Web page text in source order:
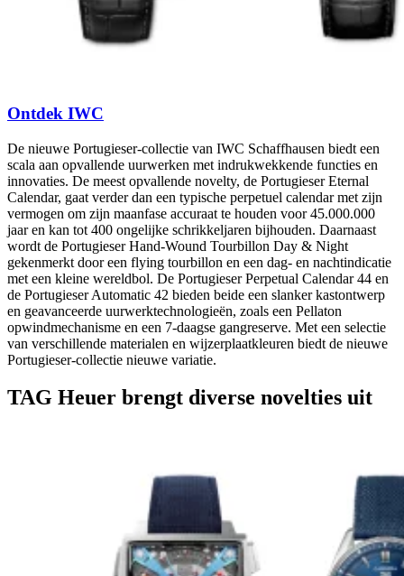
Ontdek IWC
De nieuwe Portugieser-collectie van IWC Schaffhausen biedt een
scala aan opvallende uurwerken met indrukwekkende functies en
innovaties. De meest opvallende novelty, de Portugieser Eternal
Calendar, gaat verder dan een typische perpetuel calendar met zijn
vermogen om zijn maanfase accuraat te houden voor 45.000.000
jaar en kan tot 400 ongelijke schrikkeljaren bijhouden. Daarnaast
wordt de Portugieser Hand-Wound Tourbillon Day & Night
gekenmerkt door een flying tourbillon en een dag- en nachtindicatie
met een kleine wereldbol. De Portugieser Perpetual Calendar 44 en
de Portugieser Automatic 42 bieden beide een slanker kastontwerp
en geavanceerde uurwerktechnologieën, zoals een Pellaton
opwindmechanisme en een 7-daagse gangreserve. Met een selectie
van verschillende materialen en wijzerplaatkleuren biedt de nieuwe
Portugieser-collectie nieuwe variatie.
TAG Heuer brengt diverse novelties uit